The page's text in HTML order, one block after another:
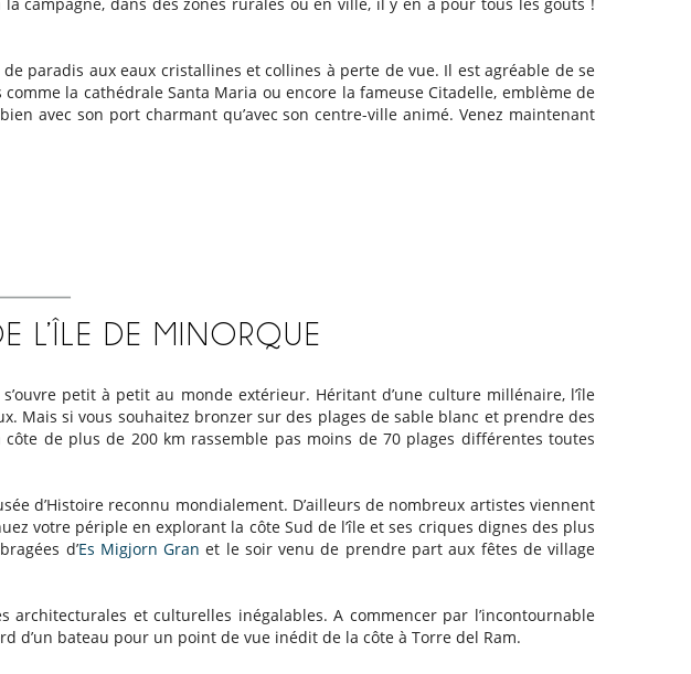
paradis aux eaux cristallines et collines à perte de vue. Il est agréable de se
la cathédrale Santa Maria ou encore la fameuse Citadelle, emblème de
avec son port charmant qu’avec son centre-ville animé. Venez maintenant
L’ÎLE DE MINORQUE
petit à petit au monde extérieur. Héritant d’une culture millénaire, l’île
Mais si vous souhaitez bronzer sur des plages de sable blanc et prendre des
de plus de 200 km rassemble pas moins de 70 plages différentes toutes
d’Histoire reconnu mondialement. D’ailleurs de nombreux artistes viennent
votre périple en explorant la côte Sud de l’île et ses criques dignes des plus
d’Es Migjorn Granet le soir venu de prendre part aux fêtes de village
et culturelles inégalables. A commencer par l’incontournable
d’un bateau pour un point de vue inédit de la côte à Torre del Ram.